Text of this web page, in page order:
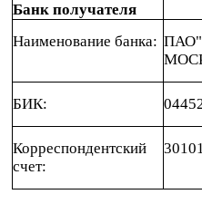
Банк получателя
Наименование банка:
БИК:
Корреспондентский
счет: